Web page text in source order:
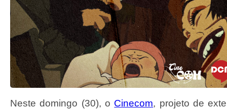
Neste domingo (30), o Cinecom, projeto de